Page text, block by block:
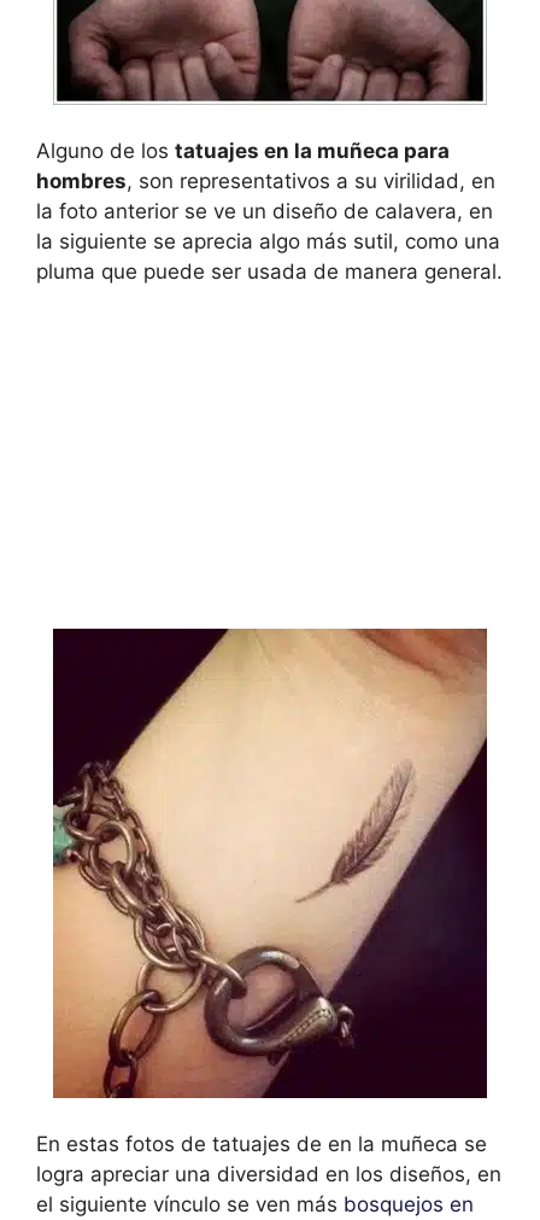
Alguno de los tatuajes en la muñeca para
hombres, son representativos a su virilidad, en
la foto anterior se ve un diseño de calavera, en
la siguiente se aprecia algo más sutil, como una
pluma que puede ser usada de manera general.
En estas fotos de tatuajes de en la muñeca se
logra apreciar una diversidad en los diseños, en
el siguiente vínculo se ven más bosquejos en